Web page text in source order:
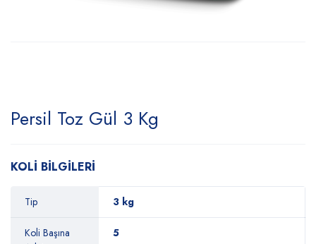
Persil Toz Gül 3 Kg
KOLİ BİLGİLERİ
Tip 3 kg
Koli Başına
5